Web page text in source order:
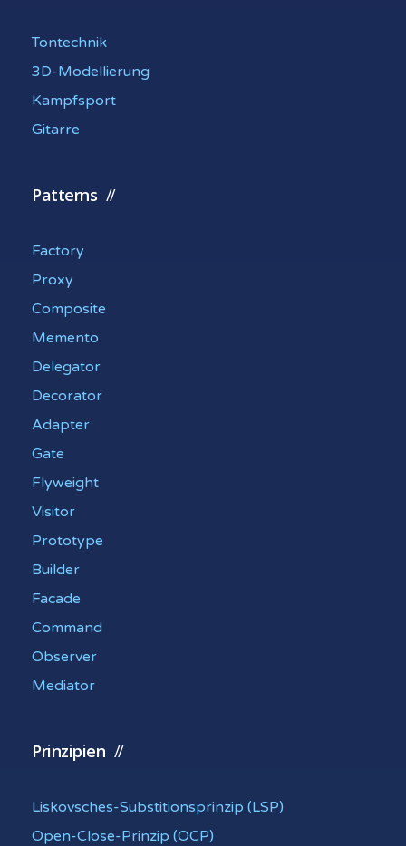
Tontechnik
3D-Modellierung
Kampfsport
Gitarre
Patterns
Factory
Proxy
Composite
Memento
Delegator
Decorator
Adapter
Gate
Flyweight
Visitor
Prototype
Builder
Facade
Command
Observer
Mediator
Prinzipien
Liskovsches-Substitionsprinzip (LSP)
Open-Close-Prinzip (OCP)